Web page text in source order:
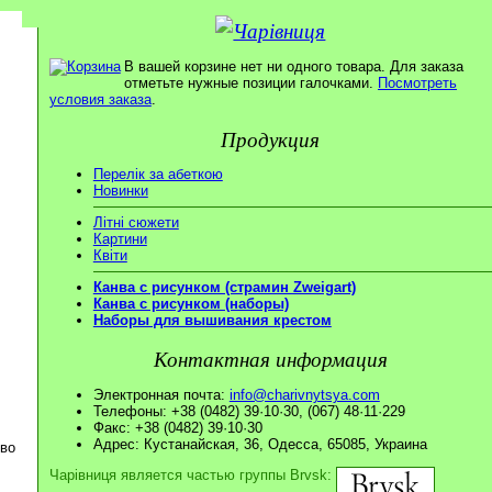
В вашей корзине нет ни одного товара. Для заказа
отметьте нужные позиции галочками. Посмотреть
условия заказа.
Продукция
Перелік за абеткою
Новинки
Літні сюжети
Картини
Квіти
Канва с рисунком (страмин Zweigart)
Канва с рисунком (наборы)
Наборы для вышивания крестом
Контактная информация
Электронная почта: info@charivnytsya.com
Телефоны: +38 (0482) 39·10·30, (067) 48·11·229
Факс: +38 (0482) 39·10·30
Адрес: Кустанайская, 36, Одесса, 65085, Украина
Чарівниця является частью группы Brvsk: